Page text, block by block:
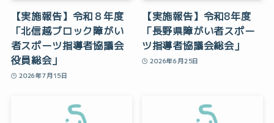
【実施報告】令和８年度
「北信越ブロック障がい
者スポーツ指導者協議会
役員総会」
2026年7月15日
【実施報告】令和8年度
「長野県障がい者スポー
ツ指導者協議会総会」
2026年6月25日